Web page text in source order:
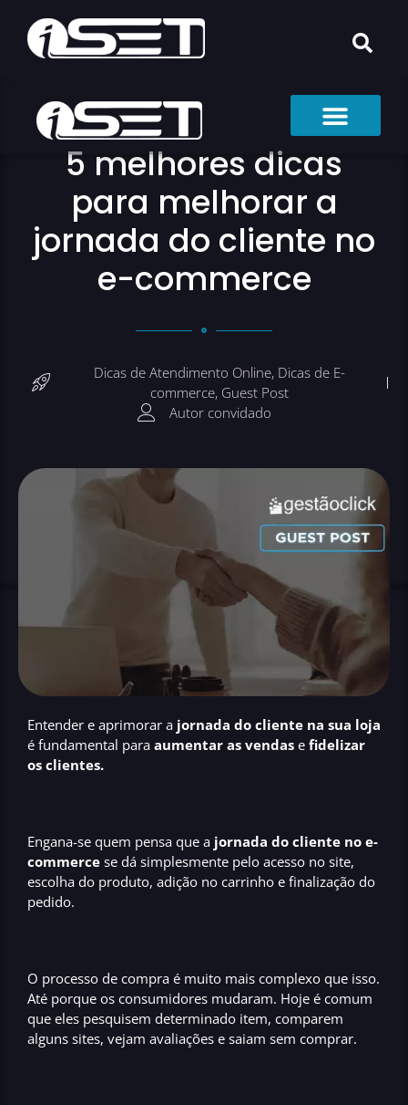
5 melhores dicas
para melhorar a
jornada do cliente no
e-commerce
Dicas de Atendimento Online, Dicas de E-
commerce, Guest Post
Autor convidado
Entender e aprimorar a jornada do cliente na sua loja
é fundamental para aumentar as vendas e fidelizar
os clientes.
Engana-se quem pensa que a jornada do cliente no e-
commerce se dá simplesmente pelo acesso no site,
escolha do produto, adição no carrinho e finalização do
pedido.
O processo de compra é muito mais complexo que isso.
Até porque os consumidores mudaram. Hoje é comum
que eles pesquisem determinado item, comparem
alguns sites, vejam avaliações e saiam sem comprar.